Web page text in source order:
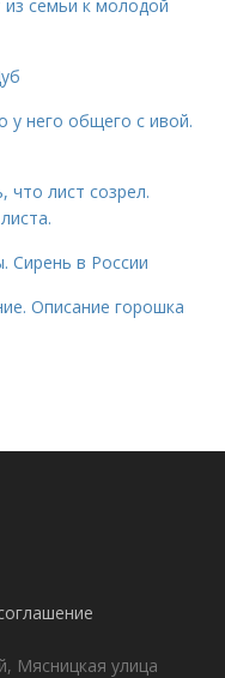
из семьи к молодой
у него общего с ивой.
что лист созрел.
Сирень в России
Описание горошка
Мясницкая улица